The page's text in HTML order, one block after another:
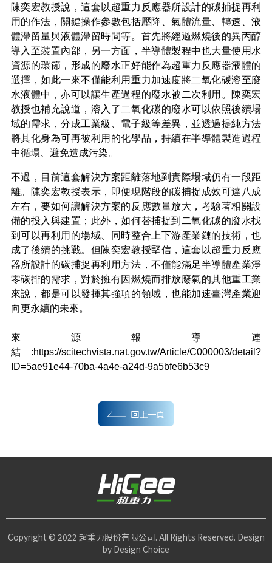
陳奕宏教授說，這套以超重力反應器所設計的碳捕捉再利
用的作法，關鍵操作參數包括壓降、氣體流量、轉速、液
體滯留量與液體滯留時間等。首先將經過燃燒後的異丙醇
導入至裝置內部，另一方面，半導體製程中也大量使用水
資源的環節，形成的廢水正好能作為超重力反應器液體的
選擇，如此一來不僅能利用重力加速度將二氧化碳溶至廢
水液體中，亦可以讓生產過程的廢水被二次利用。陳奕宏
教授也補充說道，溶入了二氧化碳的廢水可以依照後續場
域的需求，分成工業級、電子級等差異，並透過提純方法
將其化身為可再被利用的化學品，持續在半導體製造過程
中循環、避免造成污染。
不過，目前這套解決方案距離落地到實際場域仍有一段距
離。陳奕宏教授表示，即便現階段的碳捕捉成效可達八成
左右，要如何讓解決方案的反應數量放大，考驗著相關設
備的投入與建置；此外，如何替捕捉到二氧化碳的廢水找
到可以再利用的場域、同時整合上下游產業鏈的技術，也
成了後續的挑戰。但陳奕宏教授堅信，這套以超重力反應
器所設計的碳捕捉再利用方法，不僅能滿足半導體產業淨
零碳排的需求，對於擁有因燃燒而排放廢氣的其他重工業
來說，都是可以發揮其強項的領域，也能加速臺灣產業迎
向更永續的未來。
來源報導連
結:https://scitechvista.nat.gov.tw/Article/C000003/detail?
ID=5ae91e44-70ba-4a4e-a24d-9a5bfe6b53c9
回上一頁
Copyright © 2022 超重力股份有限公司. All Rights Reserved. Design
by Design Choice